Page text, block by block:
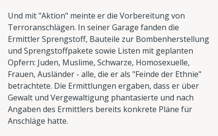
Und mit "Aktion" meinte er die Vorbereitung von
Terroranschlägen. In seiner Garage fanden die
Ermittler Sprengstoff, Bauteile zur Bombenherstellung
und Sprengstoffpakete sowie Listen mit geplanten
Opfern: Juden, Muslime, Schwarze, Homosexuelle,
Frauen, Ausländer - alle, die er als "Feinde der Ethnie"
betrachtete. Die Ermittlungen ergaben, dass er über
Gewalt und Vergewaltigung phantasierte und nach
Angaben des Ermittlers bereits konkrete Pläne für
Anschläge hatte.